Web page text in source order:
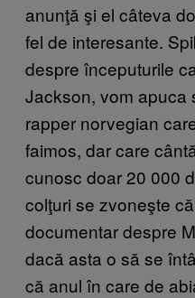
anunţă şi el câteva
fel de interesante.
despre începuturile
Jackson, vom apuca
rapper norvegian
faimos, dar care
cunosc doar 20 000
colţuri se zvoneşte
documentar despre
dacă asta o să se
că anul în care de